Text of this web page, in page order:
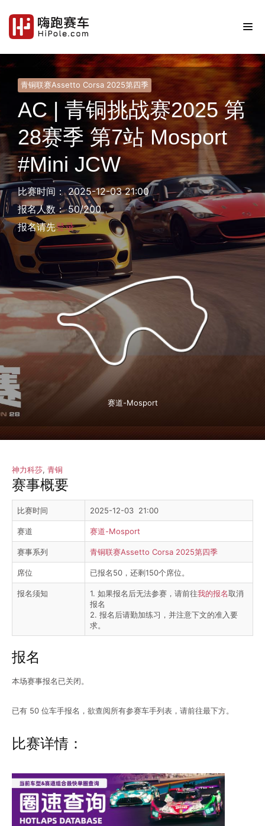
青铜联赛Assetto Corsa 2025第四季
AC | 青铜挑战赛2025 第
28赛季 第7站 Mosport
#Mini JCW
比赛时间： 2025-12-03 21:00
报名人数： 50/200
报名请先登录
赛道-Mosport
神力科莎, 青铜
赛事概要
比赛时间 2025-12-03 21:00
赛道 赛道-Mosport
赛事系列 青铜联赛Assetto Corsa 2025第四季
席位 已报名50，还剩150个席位。
报名须知 1. 如果报名后无法参赛，请前往我的报名取消
报名
2. 报名后请勤加练习，并注意下文的准入要
求。
报名
本场赛事报名已关闭。
已有 50 位车手报名，欲查阅所有参赛车手列表，请前往最下方。
比赛详情：